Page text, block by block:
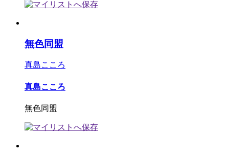
無色同盟
真島こころ
真島こころ
無色同盟